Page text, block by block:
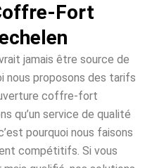
Fort
jamais être source de
nous proposons des tarifs
coffre-fort
qu’un service de qualité
pourquoi nous faisons
compétitifs. Si vous